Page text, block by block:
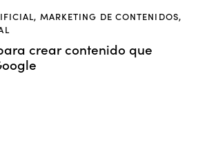
, MARKETING DE CONTENIDOS,
crear contenido que